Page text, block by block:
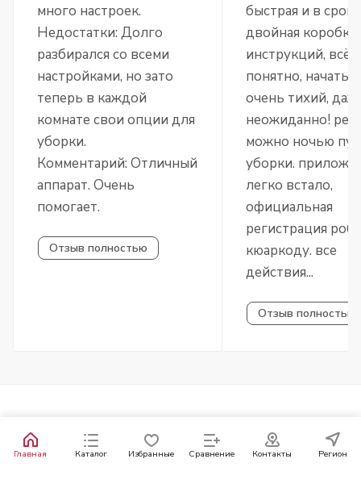
много настроек.
Недостатки: Долго
разбирался со всеми
настройками, но зато
теперь в каждой
комнате свои опции для
уборки.
Комментарий: Отличный
аппарат. Очень
помогает.
Отзыв полностью
быстрая и в срок.
двойная
инструкций, всё
понятно, начать
очень тихий,
неожиданно!
можно ночью
уборки.
легко встало,
официальная
регистрация
кюаркоду. все
действия...
Отзыв полностью
Главная Каталог Избранные Сравнение Контакты Регион